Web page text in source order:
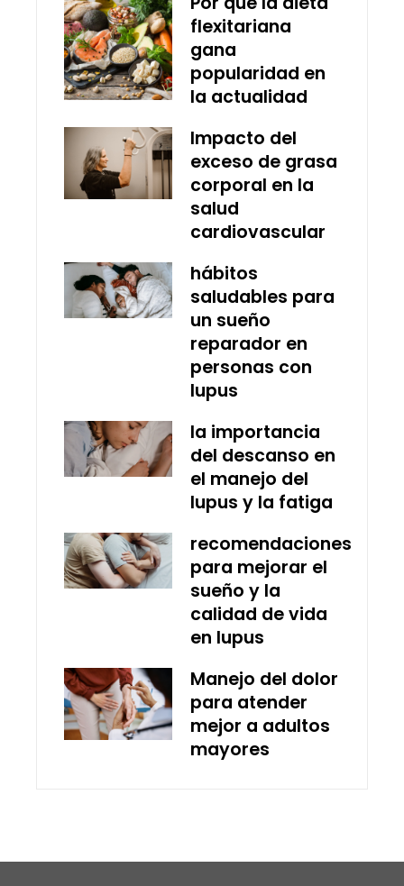
flexitariana
gana
popularidad en
la actualidad
Impacto del
exceso de grasa
corporal en la
salud
cardiovascular
hábitos
saludables para
un sueño
reparador en
personas con
lupus
la importancia
del descanso en
el manejo del
lupus y la fatiga
recomendaciones
para mejorar el
sueño y la
calidad de vida
en lupus
Manejo del dolor
para atender
mejor a adultos
mayores